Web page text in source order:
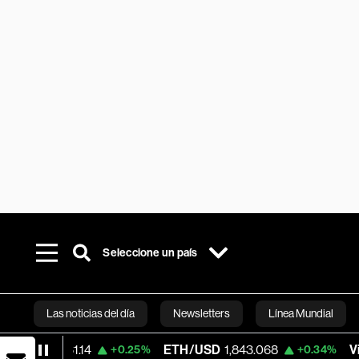
Seleccione un país
Las noticias del día Newsletters Línea Mundial
Bloomberg
+0.25% ETH/USD 1,843.068 +0.34% Visa 366.13